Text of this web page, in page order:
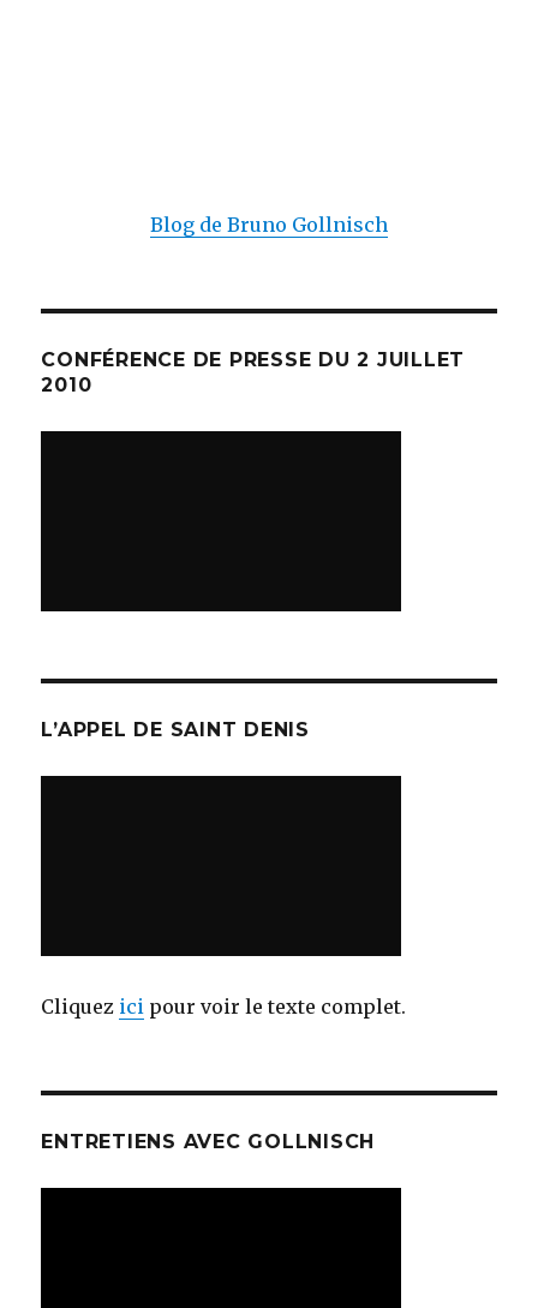
Blog de Bruno Gollnisch
CONFÉRENCE DE PRESSE DU 2 JUILLET
2010
L’APPEL DE SAINT DENIS
Cliquez ici pour voir le texte complet.
ENTRETIENS AVEC GOLLNISCH